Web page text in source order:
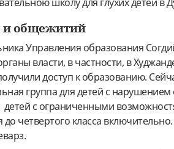
и общежитий
Управления образования
власти, в частности, в
доступ к образованию.
группа для детей с нарушением
детей с ограниченными
до четвертого класса